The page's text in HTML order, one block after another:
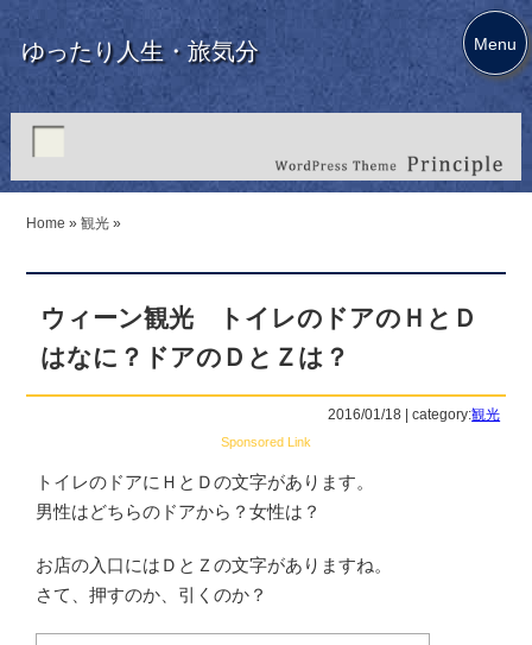
ゆったり人生・旅気分
Home » 観光 »
ウィーン観光 トイレのドアのＨとＤ
はなに？ドアのＤとＺは？
2016/01/18 | category:観光
Sponsored Link
トイレのドアにＨとＤの文字があります。
男性はどちらのドアから？女性は？
お店の入口にはＤとＺの文字がありますね。
さて、押すのか、引くのか？
Menu